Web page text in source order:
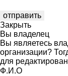
Закрыть
Вы владелец
Вы являетесь
организации?
для
Ф.И.О